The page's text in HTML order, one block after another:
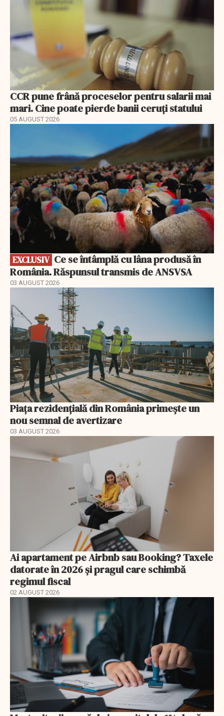
CCR pune frână proceselor pentru salarii mai
mari. Cine poate pierde banii ceruți statului
05 AUGUST 2026
EXCLUSIV
România. Răspunsul transmis de ANSVSA
03 AUGUST 2026
Piața rezidențială din România primește un
nou semnal de avertizare
03 AUGUST 2026
Ai apartament pe Airbnb sau Booking? Taxele
datorate în 2026 și pragul care schimbă
regimul fiscal
02 AUGUST 2026